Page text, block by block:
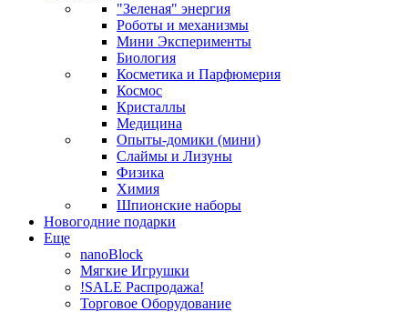
"Зеленая" энергия
Роботы и механизмы
Мини Эксперименты
Биология
Косметика и Парфюмерия
Космос
Кристаллы
Медицина
Опыты-домики (мини)
Слаймы и Лизуны
Физика
Химия
Шпионские наборы
Новогодние подарки
Еще
nanoBlock
Мягкие Игрушки
!SALE Распродажа!
Торговое Оборудование